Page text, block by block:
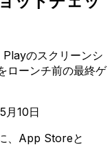
のスクリーンシ
ローンチ前の最終ゲ
月10日
、App Storeと